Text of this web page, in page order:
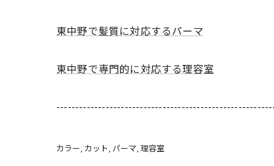
東中野で髪質に対応するパーマ
東中野で専門的に対応する理容室
カラー カット パーマ 理容室